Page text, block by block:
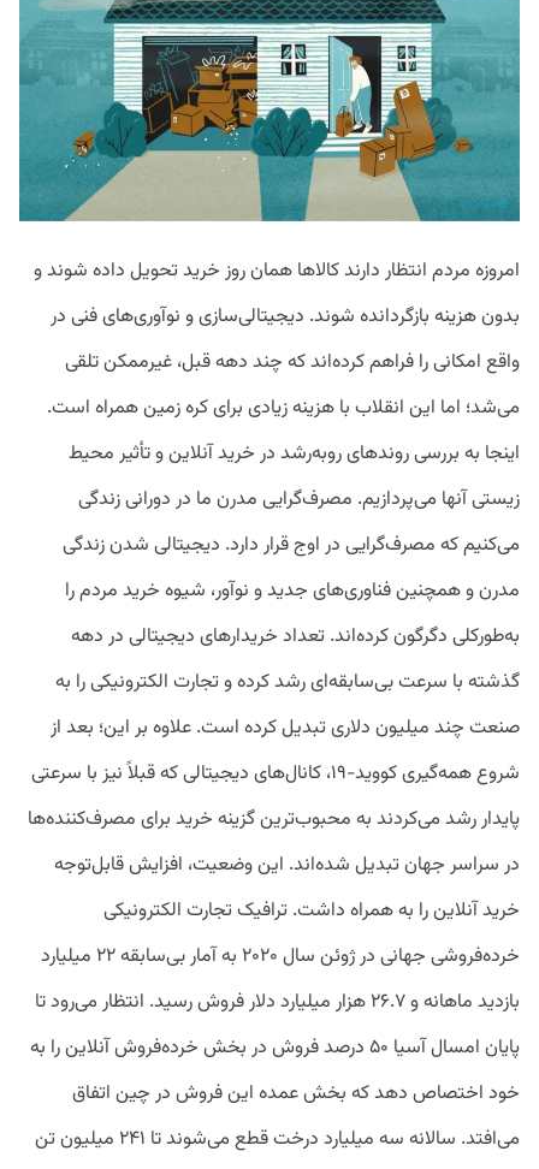
امروزه مردم انتظار دارند کالاها همان روز خرید تحویل داده شوند و
بدون هزینه بازگردانده شوند. دیجیتالی‌سازی و نوآوری‌های فنی در
واقع امکانی را فراهم کرده‌اند که چند دهه قبل، غیرممکن تلقی
می‌شد؛ اما این انقلاب با هزینه زیادی برای کره زمین همراه است.
اینجا به بررسی روندهای روبه‌رشد در خرید آنلاین و تأثیر محیط
زیستی آنها می‌پردازیم. مصرف‌گرایی مدرن ما در دورانی زندگی
می‌کنیم که مصرف‌گرایی در اوج قرار دارد. دیجیتالی شدن زندگی
مدرن و همچنین فناوری‌های جدید و نوآور، شیوه خرید مردم را
به‌طورکلی دگرگون کرده‌اند. تعداد خریدارهای دیجیتالی در دهه
گذشته با سرعت بی‌سابقه‌ای رشد کرده و تجارت الکترونیکی را به
صنعت چند میلیون دلاری تبدیل کرده است. علاوه بر این؛ بعد از
شروع همه‌گیری کووید-۱۹، کانال‌های دیجیتالی که قبلاً نیز با سرعتی
پایدار رشد می‌کردند به محبوب‌ترین گزینه خرید برای مصرف‌کننده‌ها
در سراسر جهان تبدیل شده‌اند. این وضعیت، افزایش قابل‌توجه
خرید آنلاین را به همراه داشت. ترافیک تجارت الکترونیکی
خرده‌فروشی جهانی در ژوئن سال ۲۰۲۰ به آمار بی‌سابقه ۲۲ میلیارد
بازدید ماهانه و ۲۶.۷ هزار میلیارد دلار فروش رسید. انتظار می‌رود تا
پایان امسال آسیا ۵۰ درصد فروش در بخش خرده‌فروش آنلاین را به
خود اختصاص دهد که بخش عمده این فروش در چین اتفاق
می‌افتد. سالانه سه میلیارد درخت قطع می‌شوند تا ۲۴۱ میلیون تن